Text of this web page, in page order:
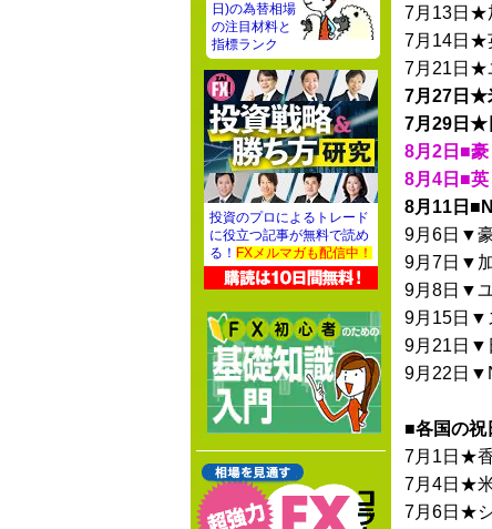
7月13日★
7月14日★
7月21日★
7月27日★
7月29日★
8月2日■豪
8月4日■英
8月11日
9月6日▼
9月7日▼
9月8日▼
9月15日▼
9月21日▼
9月22日
■各国の祝
7月1日★
7月4日★
7月6日★
日)の為替相場
の注目材料と
指標ランク
投資のプロによるトレード
に役立つ記事が無料で読め
る！ FXメルマガも配信中！